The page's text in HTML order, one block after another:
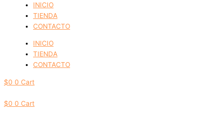
INICIO
TIENDA
CONTACTO
INICIO
TIENDA
CONTACTO
$0 0 Cart
$0 0 Cart